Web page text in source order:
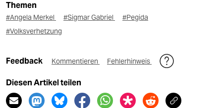
Themen
#Angela Merkel #Sigmar Gabriel
#Pegida
#Volksverhetzung
Feedback Kommentieren Fehlerhinweis
Diesen Artikel teilen